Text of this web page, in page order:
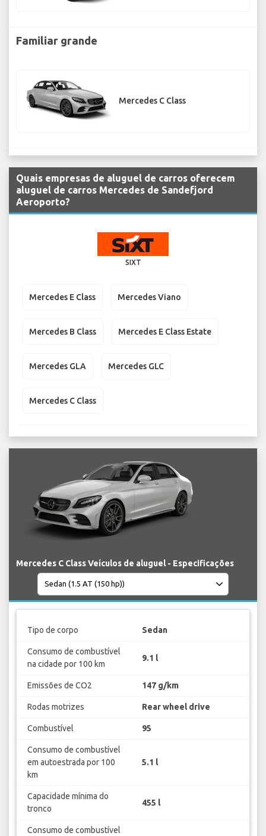
Familiar grande
Mercedes C Class
Quais empresas de aluguel de carros oferecem
aluguel de carros Mercedes de Sandefjord
Aeroporto?
SIXT
Mercedes E Class Mercedes Viano
Mercedes B Class Mercedes E Class Estate
Mercedes GLA Mercedes GLC
Mercedes C Class
Mercedes C Class Veículos de aluguel - Especificações
Tipo de corpo Sedan
Consumo de combustível
na cidade por 100 km
9.1 l
Emissões de CO2 147 g/km
Rodas motrizes Rear wheel drive
Combustível 95
Consumo de combustível
em autoestrada por 100
km
5.1 l
Capacidade mínima do
tronco
455 l
Consumo de combustível